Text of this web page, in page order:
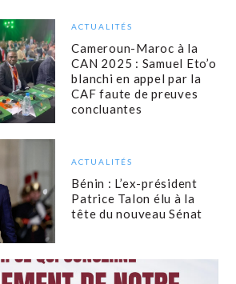
ACTUALITÉS
Cameroun-Maroc à la
CAN 2025 : Samuel Eto’o
blanchi en appel par la
CAF faute de preuves
concluantes
ACTUALITÉS
Bénin : L’ex-président
Patrice Talon élu à la
tête du nouveau Sénat